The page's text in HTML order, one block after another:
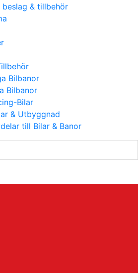
beslag & tillbehör
Bilbanor
Bilbanor
Bilar
& Utbyggnad
till Bilar & Banor